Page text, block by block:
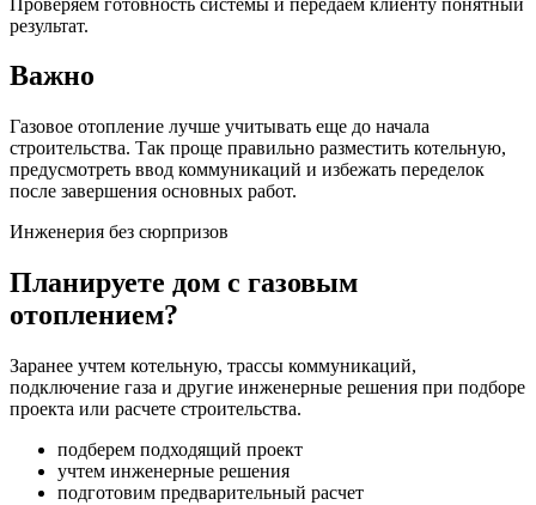
результат.
Важно
Газовое отопление лучше учитывать еще до начала
строительства. Так проще правильно разместить котельную,
предусмотреть ввод коммуникаций и избежать переделок
после завершения основных работ.
Инженерия без сюрпризов
Планируете дом с газовым
отоплением?
Заранее учтем котельную, трассы коммуникаций,
подключение газа и другие инженерные решения при подборе
проекта или расчете строительства.
подберем подходящий проект
учтем инженерные решения
подготовим предварительный расчет